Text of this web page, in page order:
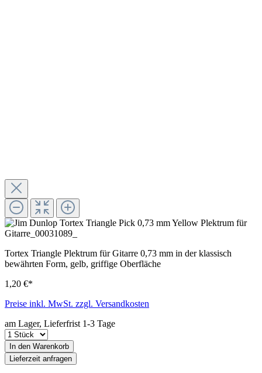
Tortex Triangle Plektrum für Gitarre 0,73 mm in der klassisch
bewährten Form, gelb, griffige Oberfläche
1,20 €*
Preise inkl. MwSt. zzgl. Versandkosten
am Lager, Lieferfrist 1-3 Tage
In den Warenkorb
Lieferzeit anfragen